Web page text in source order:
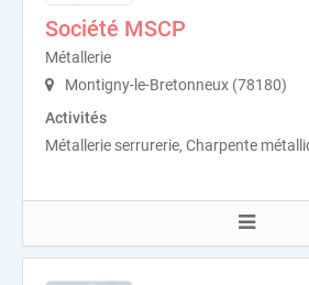
Société MSCP
Métallerie
Montigny-le-Bretonneux (78180)
Activités
Métallerie serrurerie, Charpente